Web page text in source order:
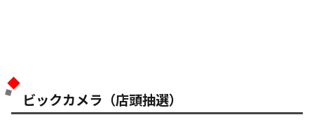
ビックカメラ（店頭抽選）